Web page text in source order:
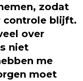
zodat
controle blijft.
over
niet
me
moet